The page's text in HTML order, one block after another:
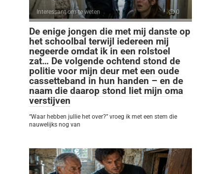
Interessant om te weten 0
De enige jongen die met mij danste op
het schoolbal terwijl iedereen mij
negeerde omdat ik in een rolstoel
zat… De volgende ochtend stond de
politie voor mijn deur met een oude
cassetteband in hun handen – en de
naam die daarop stond liet mijn oma
verstijven
“Waar hebben jullie het over?” vroeg ik met een stem die
nauwelijks nog van